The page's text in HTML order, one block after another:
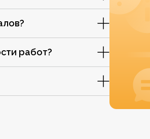
работ?